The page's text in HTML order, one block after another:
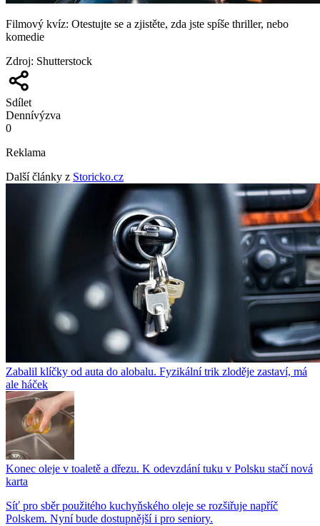
Filmový kvíz: Otestujte se a zjistěte, zda jste spíše thriller, nebo
komedie
Zdroj: Shutterstock
Sdílet
Dennívýzva
0
Reklama
Další články z Storicko.cz
Zabalil klíčky od auta do alobalu. Fyzikální trik zloděje zastaví, má
ale háček
Konec oleje v toaletě a dřezu. K odevzdání tuku v Polsku stačí nová
karta
Síť pro sběr použitého kuchyňského oleje se rozšiřuje napříč
Polskem. Nyní bude dostupnější i pro seniory.